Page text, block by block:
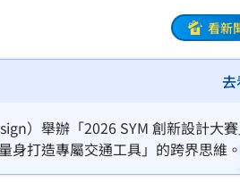
看新
去
）舉辦「2026 SYM 創新設計大
身打造專屬交通工具」的跨界思維
地形概念車奪得「特別獎」等多項